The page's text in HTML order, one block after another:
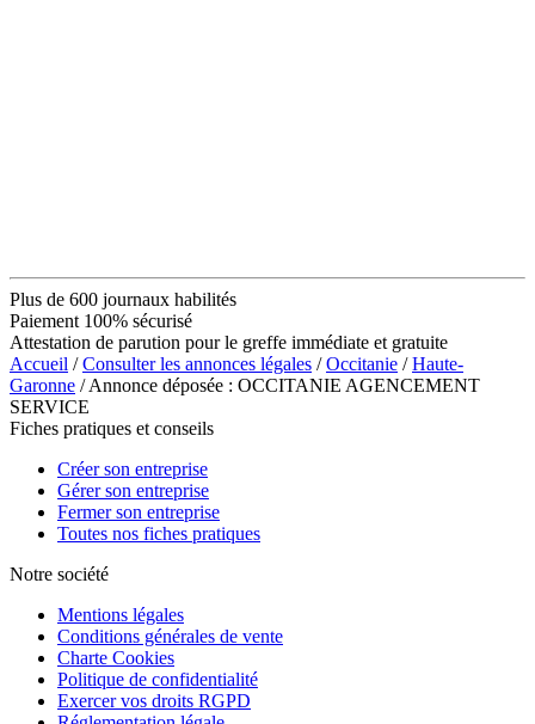
Plus de 600 journaux habilités
Paiement 100% sécurisé
Attestation de parution pour le greffe immédiate et gratuite
Accueil /Consulter les annonces légales /Occitanie /Haute-
Garonne / Annonce déposée : OCCITANIE AGENCEMENT
SERVICE
Fiches pratiques et conseils
Créer son entreprise
Gérer son entreprise
Fermer son entreprise
Toutes nos fiches pratiques
Notre société
Mentions légales
Conditions générales de vente
Charte Cookies
Politique de confidentialité
Exercer vos droits RGPD